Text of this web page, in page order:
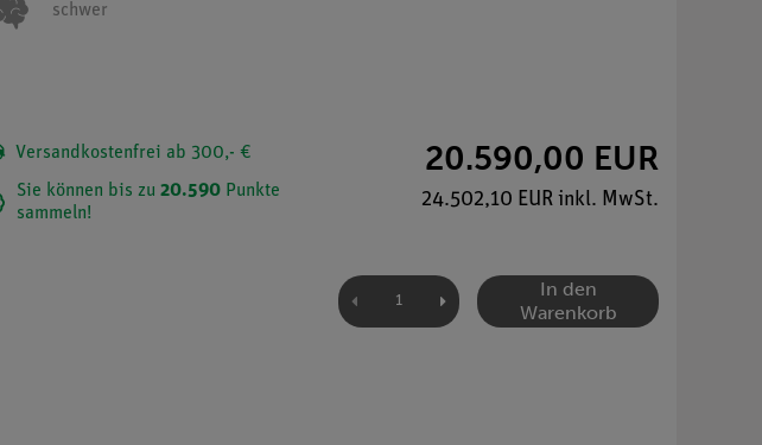
schwer
Versandkostenfrei ab 300,- €
Sie können bis zu 20.590 Punkte
sammeln!
20.590,00 EUR
24.502,10 EUR inkl. MwSt.
In den
Warenkorb